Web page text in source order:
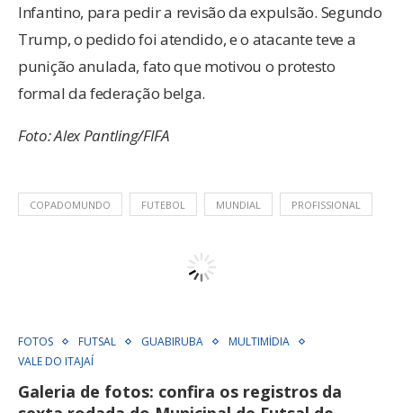
Infantino, para pedir a revisão da expulsão. Segundo
Trump, o pedido foi atendido, e o atacante teve a
punição anulada, fato que motivou o protesto
formal da federação belga.
Foto: Alex Pantling/FIFA
COPADOMUNDO FUTEBOL MUNDIAL PROFISSIONAL
GUABIRUBA
Galeria de fotos: confira os registros da
sexta rodada do Municipal de Futsal de
Gols, viradas e grandes jogos marcaram a sétima